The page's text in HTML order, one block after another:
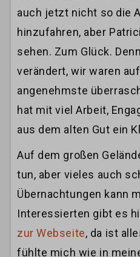
auch jetzt nicht so die
hinzufahren, aber
sehen. Zum Glück.
verändert, wir waren
angenehmste
hat mit viel Arbeit,
aus dem alten Gut ein
Auf dem großen
tun, aber vieles auch
Übernachtungen kann
Interessierten gibt es
zur Webseite, da ist
fühlte mich wie in